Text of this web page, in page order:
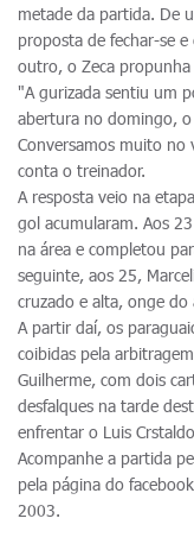
metade da partida. De
proposta de fechar-se e
outro, o Zeca propunha
"A gurizada sentiu um
abertura no domingo,
Conversamos muito no
conta o treinador.
A resposta veio na
gol acumularam. Aos
na área e completou
seguinte, aos 25,
cruzado e alta, onge do
A partir daí, os
coibidas pela
Guilherme, com dois
desfalques na tarde
enfrentar o Luis
Acompanhe a partida
pela página do
2003.